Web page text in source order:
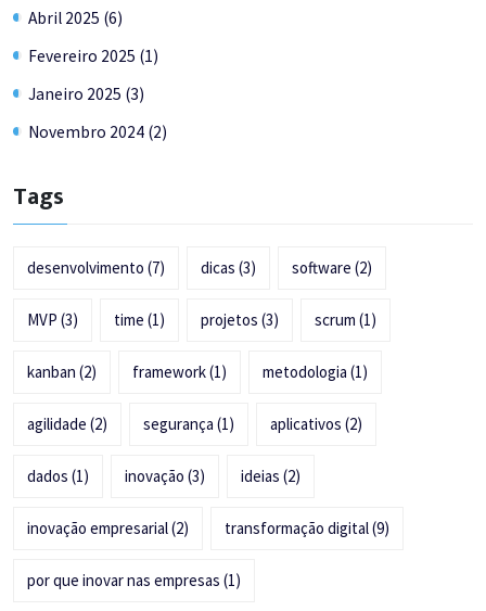
Abril 2025 (6)
Fevereiro 2025 (1)
Janeiro 2025 (3)
Novembro 2024 (2)
Tags
desenvolvimento (7) dicas (3) software (2)
MVP (3) time (1) projetos (3) scrum (1)
kanban (2) framework(1) metodologia (1)
agilidade (2) segurança (1) aplicativos (2)
dados (1) inovação (3) ideias (2)
inovação empresarial(2) transformação digital(9)
por que inovar nas empresas (1)